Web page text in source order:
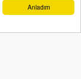
Anladım